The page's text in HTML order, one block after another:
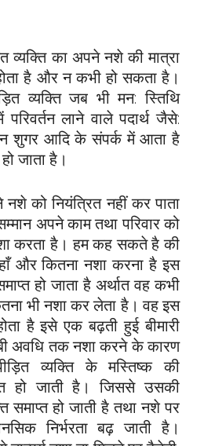
व्यक्ति का अपने नशे की मात्रा
है और न कभी हो सकता है।
व्यक्ति जब भी मन: स्तिथि
लाने वाले पदार्थ जैसे:
शुगर आदि के संपर्क में आता है
जाता है।
नशे को नियंत्रित नहीं कर पाता
अपने काम तथा परिवार को
करता है। हम कह सकते है की
और कितना नशा करना है इस
हो जाता है अर्थात वह कभी
भी नशा कर लेता है। वह इस
है इसे एक बढ़ती हुई बीमारी
अवधि तक नशा करने के कारण
व्यक्ति के मस्तिष्क की
हो जाती है। जिससे उसकी
समाप्त हो जाती है तथा नशे पर
निर्भरता बढ़ जाती है।